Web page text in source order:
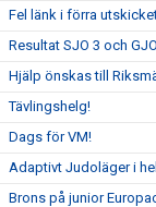
Fel länk i förra
Resultat SJO 3 och GJO
Hjälp önskas till
Tävlingshelg!
Dags för VM!
Adaptivt Judoläger i
Brons på junior